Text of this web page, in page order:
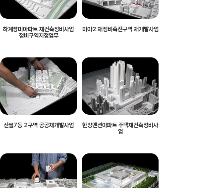
하계장미아파트 재건축정비사업
정비구역지정업무
미아2 재정비촉진구역 재개발사업
신월7동 2구역 공공재개발사업
한강맨션아파트 주택재건축정비사
업